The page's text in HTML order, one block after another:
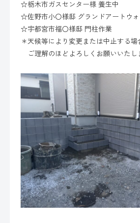
☆栃木市ガスセンター様 養生中
☆佐野市小〇様邸 グランドアートウ
☆宇都宮市福〇様邸 門柱作業
＊天候等により変更または中止する場
ご理解のほどよろしくお願いいたし